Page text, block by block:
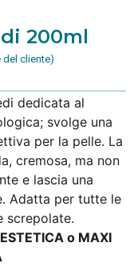
200ml
del cliente)
dedicata al
svolge una
per la pelle. La
cremosa, ma non
e lascia una
Adatta per tutte le
screpolate.
o MAXI